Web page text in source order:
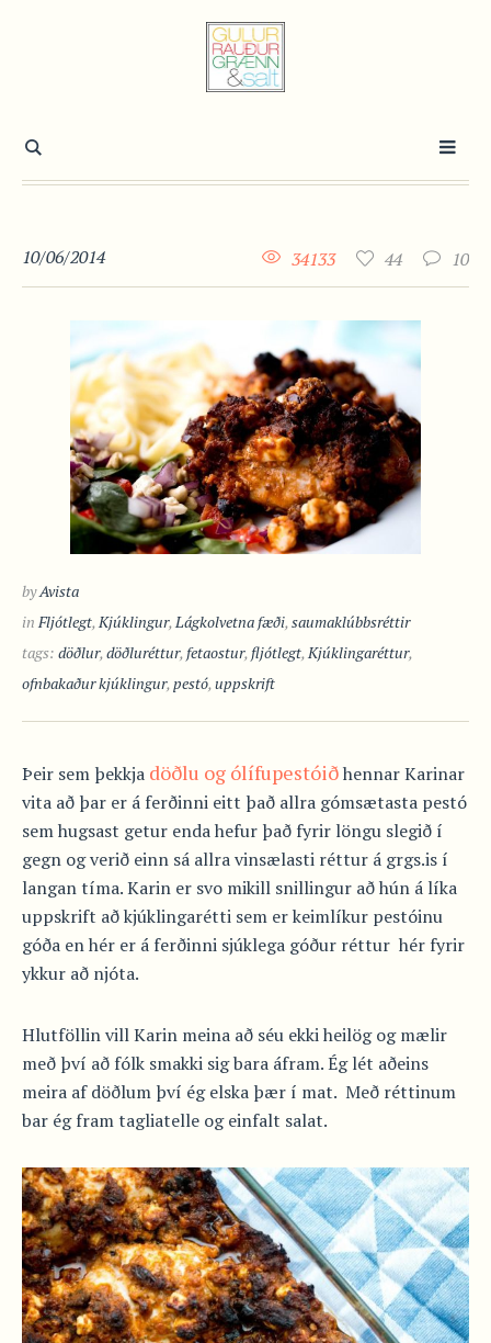
10/06/2014 10
44
34133
byAvista
in Fljótlegt,Kjúklingur,Lágkolvetna fæði,saumaklúbbsréttir
tags: döðlur,döðluréttur,fetaostur, fljótlegt,Kjúklingaréttur,
ofnbakaður kjúklingur,pestó,uppskrift
Þeir sem þekkja döðlu og ólífupestóiðhennar Karinar
vita að þar er á ferðinni eitt það allra gómsætasta pestó
sem hugsast getur enda hefur það fyrir löngu slegið í
gegn og verið einn sá allra vinsælasti réttur á grgs.is í
langan tíma. Karin er svo mikill snillingur að hún á líka
uppskrift að kjúklingarétti sem er keimlíkur pestóinu
góða en hér er á ferðinni sjúklega góður réttur hér fyrir
ykkur að njóta.
Hlutföllin vill Karin meina að séu ekki heilög og mælir
með því að fólk smakki sig bara áfram. Ég lét aðeins
meira af döðlum því ég elska þær í mat. Með réttinum
bar ég fram tagliatelle og einfalt salat.